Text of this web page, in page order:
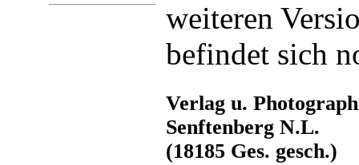
weiteren
befindet sich
Verlag u.
Senftenberg N.L.
(18185 Ges. gesch.)